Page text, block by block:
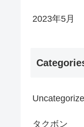
2023年5月
タクボン